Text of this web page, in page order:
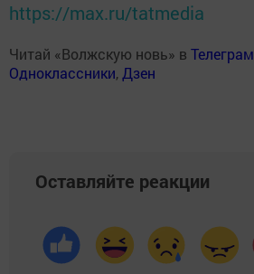
https://max.ru/tatmedia
Читай «Волжскую новь» в Телеграм
Одноклассники, Дзен
Оставляйте реакции